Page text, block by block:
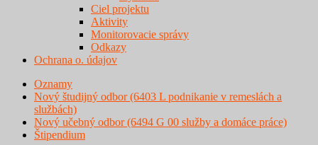
Ciel projektu
Aktivity
Monitorovacie správy
Odkazy
Ochrana o. údajov
Oznamy
Nový študijný odbor (6403 L podnikanie v remeslách a
službách)
Nový učebný odbor (6494 G 00 služby a domáce práce)
Štipendium